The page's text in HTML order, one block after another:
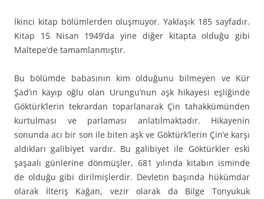
İkinci kitap bölümlerden oluşmuyor. Yaklaşık 185 sayfadır.
Kitap 15 Nisan 1949’da yine diğer kitapta olduğu gibi
Maltepe’de tamamlanmıştır.
Bu bölümde babasının kim olduğunu bilmeyen ve Kür
Şad’ın kayıp oğlu olan Urungu’nun aşk hikayesi eşliğinde
Göktürk’lerin tekrardan toparlanarak Çin tahakkümünden
kurtulması ve parlaması anlatılmaktadır. Hikayenin
sonunda acı bir son ile biten aşk ve Göktürk’lerin Çin’e karşı
aldıkları galibiyet vardır. Bu galibiyet ile Göktürkler eski
şaşaalı günlerine dönmüşler, 681 yılında kitabın isminde
de olduğu gibi dirilmişlerdir. Devletin başında hükümdar
olarak İlteriş Kağan, vezir olarak da Bilge Tonyukuk